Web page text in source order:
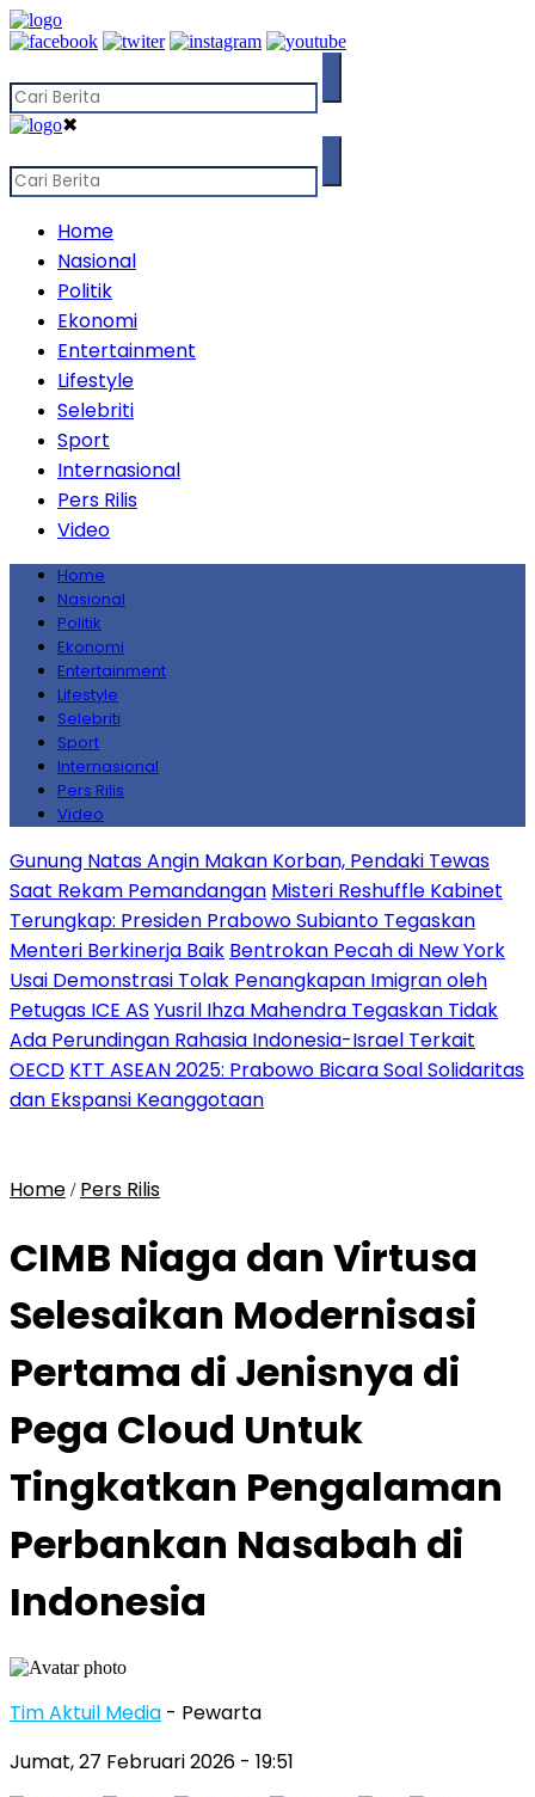
✖
Home
Nasional
Politik
Ekonomi
Entertainment
Lifestyle
Selebriti
Sport
Internasional
Pers Rilis
Video
Home
Nasional
Politik
Ekonomi
Entertainment
Lifestyle
Selebriti
Sport
Internasional
Pers Rilis
Video
Gunung Natas Angin Makan Korban, Pendaki Tewas
Saat Rekam Pemandangan Misteri Reshuffle Kabinet
Terungkap: Presiden Prabowo Subianto Tegaskan
Menteri Berkinerja Baik Bentrokan Pecah di New York
Usai Demonstrasi Tolak Penangkapan Imigran oleh
Petugas ICE AS Yusril Ihza Mahendra Tegaskan Tidak
Ada Perundingan Rahasia Indonesia-Israel Terkait
OECD KTT ASEAN 2025: Prabowo Bicara Soal Solidaritas
dan Ekspansi Keanggotaan
Home / Pers Rilis
CIMB Niaga dan Virtusa
Selesaikan Modernisasi
Pertama di Jenisnya di
Pega Cloud Untuk
Tingkatkan Pengalaman
Perbankan Nasabah di
Indonesia
Tim Aktuil Media - Pewarta
Jumat, 27 Februari 2026 - 19:51